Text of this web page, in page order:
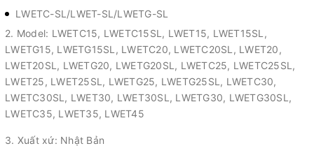
LWETC-SL/LWET-SL/LWETG-SL
2. Model: LWETC15, LWETC15SL, LWET15, LWET15SL,
LWETG15, LWETG15SL, LWETC20, LWETC20SL, LWET20,
LWET20SL, LWETG20, LWETG20SL, LWETC25, LWETC25SL,
LWET25, LWET25SL, LWETG25, LWETG25SL, LWETC30,
LWETC30SL, LWET30, LWET30SL, LWETG30, LWETG30SL,
LWETC35, LWET35, LWET45
3. Xuất xứ: Nhật Bản